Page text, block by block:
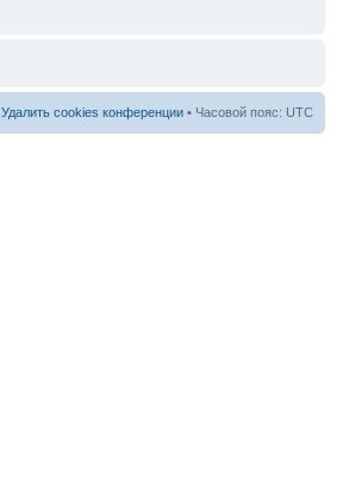
Удалить cookies конференции • Часовой пояс: UTC